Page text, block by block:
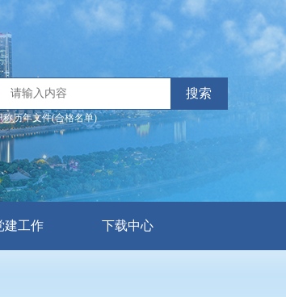
搜索
称历年文件(合格名单)
建工作 下载中心